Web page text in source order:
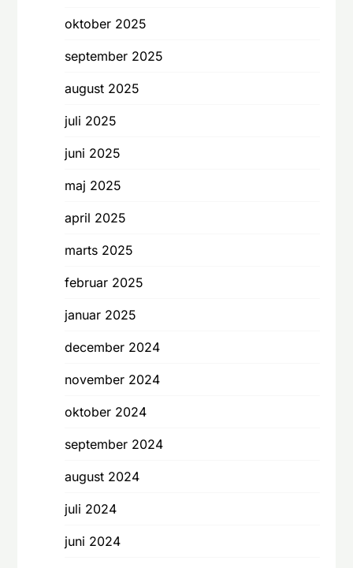
oktober 2025
september 2025
august 2025
juli 2025
juni 2025
maj 2025
april 2025
marts 2025
februar 2025
januar 2025
december 2024
november 2024
oktober 2024
september 2024
august 2024
juli 2024
juni 2024